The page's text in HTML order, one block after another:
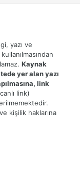
yazı ve
Kaynak
yer alan yazı
link
link)
kişilik haklarına